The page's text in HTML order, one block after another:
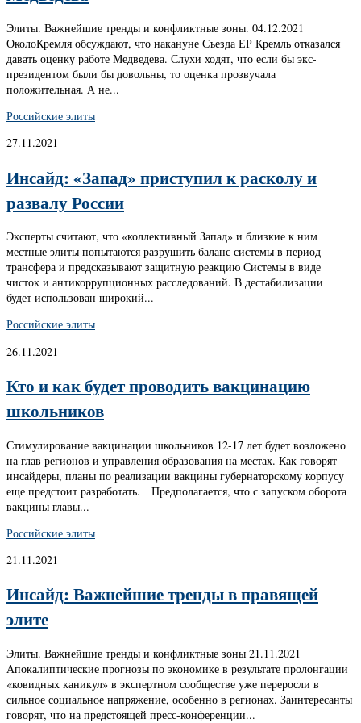
Элиты. Важнейшие тренды и конфликтные зоны. 04.12.2021
ОколоКремля обсуждают, что накануне Съезда ЕР Кремль отказался
давать оценку работе Медведева. Слухи ходят, что если бы экс-
президентом были бы довольны, то оценка прозвучала
положительная. А не...
Российские элиты
27.11.2021
Инсайд: «Запад» приступил к расколу и
развалу России
Эксперты считают, что «коллективный Запад» и близкие к ним
местные элиты попытаются разрушить баланс системы в период
трансфера и предсказывают защитную реакцию Системы в виде
чисток и антикоррупционных расследований. В дестабилизации
будет использован широкий...
Российские элиты
26.11.2021
Кто и как будет проводить вакцинацию
школьников
Стимулирование вакцинации школьников 12-17 лет будет возложено
на глав регионов и управления образования на местах. Как говорят
инсайдеры, планы по реализации вакцины губернаторскому корпусу
еще предстоит разработать. Предполагается, что с запуском оборота
вакцины главы...
Российские элиты
21.11.2021
Инсайд: Важнейшие тренды в правящей
элите
Элиты. Важнейшие тренды и конфликтные зоны 21.11.2021
Апокалиптические прогнозы по экономике в результате пролонгации
«ковидных каникул» в экспертном сообществе уже переросли в
сильное социальное напряжение, особенно в регионах. Заинтересанты
говорят, что на предстоящей пресс-конференции...